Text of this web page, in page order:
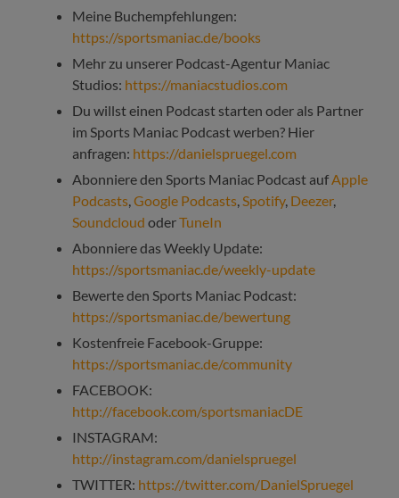
Meine Buchempfehlungen:
https://sportsmaniac.de/books
Mehr zu unserer Podcast-Agentur Maniac
Studios: https://maniacstudios.com
Du willst einen Podcast starten oder als Partner
im Sports Maniac Podcast werben? Hier
anfragen: https://danielspruegel.com
Abonniere den Sports Maniac Podcast aufApple
Podcasts,Google Podcasts,Spotify, Deezer,
Soundcloud oderTuneIn
Abonniere das Weekly Update:
https://sportsmaniac.de/weekly-update
Bewerte den Sports Maniac Podcast:
https://sportsmaniac.de/bewertung
Kostenfreie Facebook-Gruppe:
https://sportsmaniac.de/community
FACEBOOK:
http://facebook.com/sportsmaniacDE
INSTAGRAM:
http://instagram.com/danielspruegel
TWITTER: https://twitter.com/DanielSpruegel